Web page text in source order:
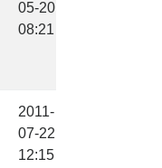
05-20
08:21
2011-
07-22
12:15